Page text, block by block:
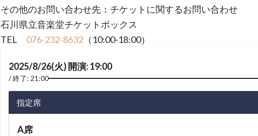
その他のお問い合わせ先：チケットに関するお問い合わせ
石川県立音楽堂チケットボックス
TEL 076-232-8632 （10:00-18:00）
2025/8/26(火) 開演: 19:00
終了: 21:00
指定席
A席